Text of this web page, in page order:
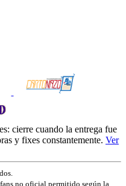
cierre cuando la entrega fue
y fixes constantemente. Ver
no oficial permitido según la